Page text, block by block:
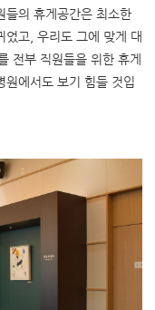
들의 휴게공간은 최소한
었고, 우리도 그에 맞게 대
전부 직원들을 위한 휴게
원에서도 보기 힘들 것입